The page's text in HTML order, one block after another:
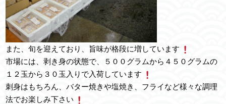
また、旬を迎えており、旨味が格段に増しています
市場には、剥き身の状態で、５００グラムから４５０グラムの
１２玉から３０玉入りで入荷しています
刺身はもちろん、バター焼きや塩焼き、フライなど様々な調理
法でお楽しみ下さい